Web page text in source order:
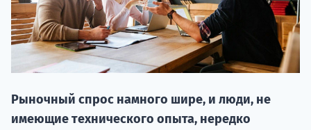
Рыночный спрос намного шире, и люди, не
имеющие технического опыта, нередко